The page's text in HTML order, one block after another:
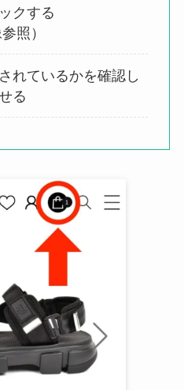
クする
照）
れているかを確認し
る